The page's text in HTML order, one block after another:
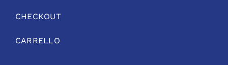
CHECKOUT
CARRELLO